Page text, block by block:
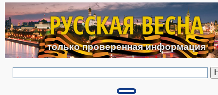
Перейти к основному
РУССКАЯ ВЕСНА
только проверенная информация